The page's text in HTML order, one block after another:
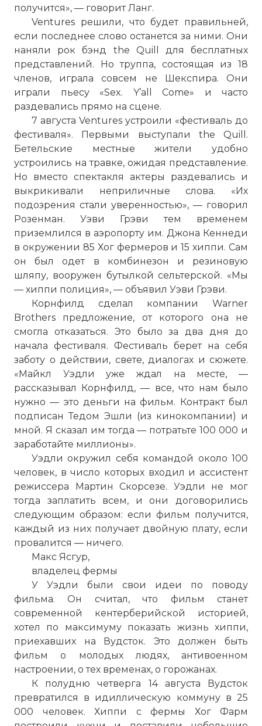
получится», — говорит Ланг.
Ventures решили, что будет правильней,
если последнее слово останется за ними. Они
наняли рок бэнд the Quill для бесплатных
представлений. Но труппа, состоящая из 18
членов, играла совсем не Шекспира. Они
играли пьесу «Sex. Y’all Come» и часто
раздевались прямо на сцене.
7 августа Ventures устроили «фестиваль до
фестиваля». Первыми выступали the Quill.
Бетельские местные жители удобно
устроились на травке, ожидая представление.
Но вместо спектакля актеры раздевались и
выкрикивали неприличные слова. «Их
подозрения стали уверенностью», — говорил
Розенман. Уэви Грэви тем временем
приземлился в аэропорту им. Джона Кеннеди
в окружении 85 Хог фермеров и 15 хиппи. Сам
он был одет в комбинезон и резиновую
шляпу, вооружен бутылкой сельтерской. «Мы
— хиппи полиция», — объявил Уэви Грэви.
Корнфилд сделал компании Warner
Brothers предложение, от которого она не
смогла отказаться. Это было за два дня до
начала фестиваля. Фестиваль берет на себя
заботу о действии, свете, диалогах и сюжете.
«Майкл Уэдли уже ждал на месте, —
рассказывал Корнфилд, — все, что нам было
нужно — это деньги на фильм. Контракт был
подписан Тедом Эшли (из кинокомпании) и
мной. Я сказал им тогда — потратьте 100 000 и
заработайте миллионы».
Уэдли окружил себя командой около 100
человек, в число которых входил и ассистент
режиссера Мартин Скорсезе. Уэдли не мог
тогда заплатить всем, и они договорились
следующим образом: если фильм получится,
каждый из них получает двойную плату, если
провалится — ничего.
Макс Ясгур,
владелец фермы
У Уэдли были свои идеи по поводу
фильма. Он считал, что фильм станет
современной кентерберийской историей,
хотел по максимуму показать жизнь хиппи,
приехавших на Вудсток. Это должен быть
фильм о молодых людях, антивоенном
настроении, о тех временах, о горожанах.
К полудню четверга 14 августа Вудсток
превратился в идиллическую коммуну в 25
000 человек. Хиппи с фермы Хог Фарм